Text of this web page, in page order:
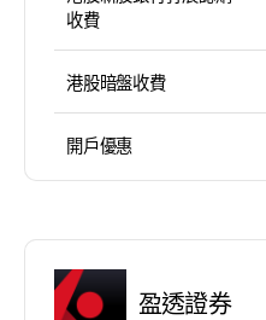
收費
港股暗盤收費
開戶優惠
盈透證券